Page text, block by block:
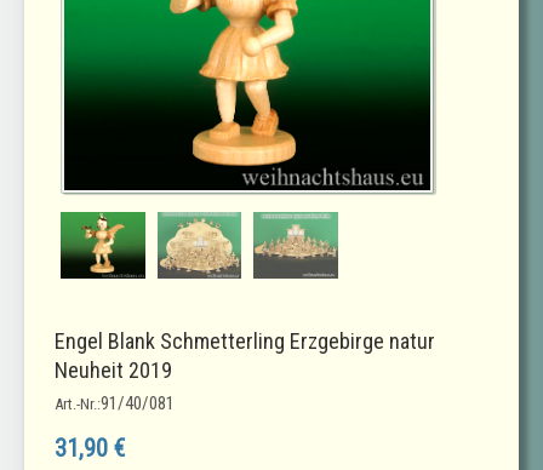
Engel Blank Schmetterling Erzgebirge natur
Neuheit 2019
Art.-Nr.:91/40/081
31,90 €